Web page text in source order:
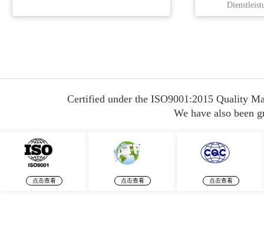
Certified under the ISO9001:2015 Quality
We have also been
点击查看 点击查看 点击查看